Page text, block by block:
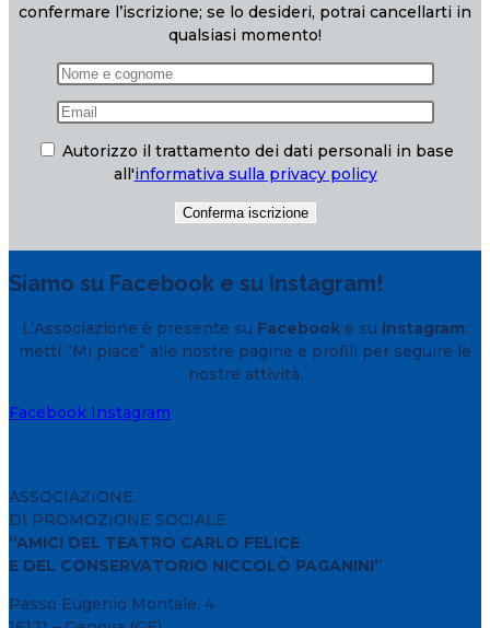
confermare l’iscrizione; se lo desideri, potrai cancellarti in
qualsiasi momento!
Autorizzo il trattamento dei dati personali in base
all'informativa sulla privacy policy
Siamo su Facebook e su Instagram!
L’Associazione è presente su Facebook e su Instagram:
metti “Mi piace” alle nostre pagine e profili per seguire le
nostre attività.
Facebook Instagram
ASSOCIAZIONE
DI PROMOZIONE SOCIALE
“AMICI DEL TEATRO CARLO FELICE
E DEL CONSERVATORIO NICCOLÒ PAGANINI”
Passo Eugenio Montale, 4